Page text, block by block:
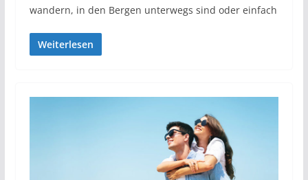
wandern, in den Bergen unterwegs sind oder einfach
Weiterlesen